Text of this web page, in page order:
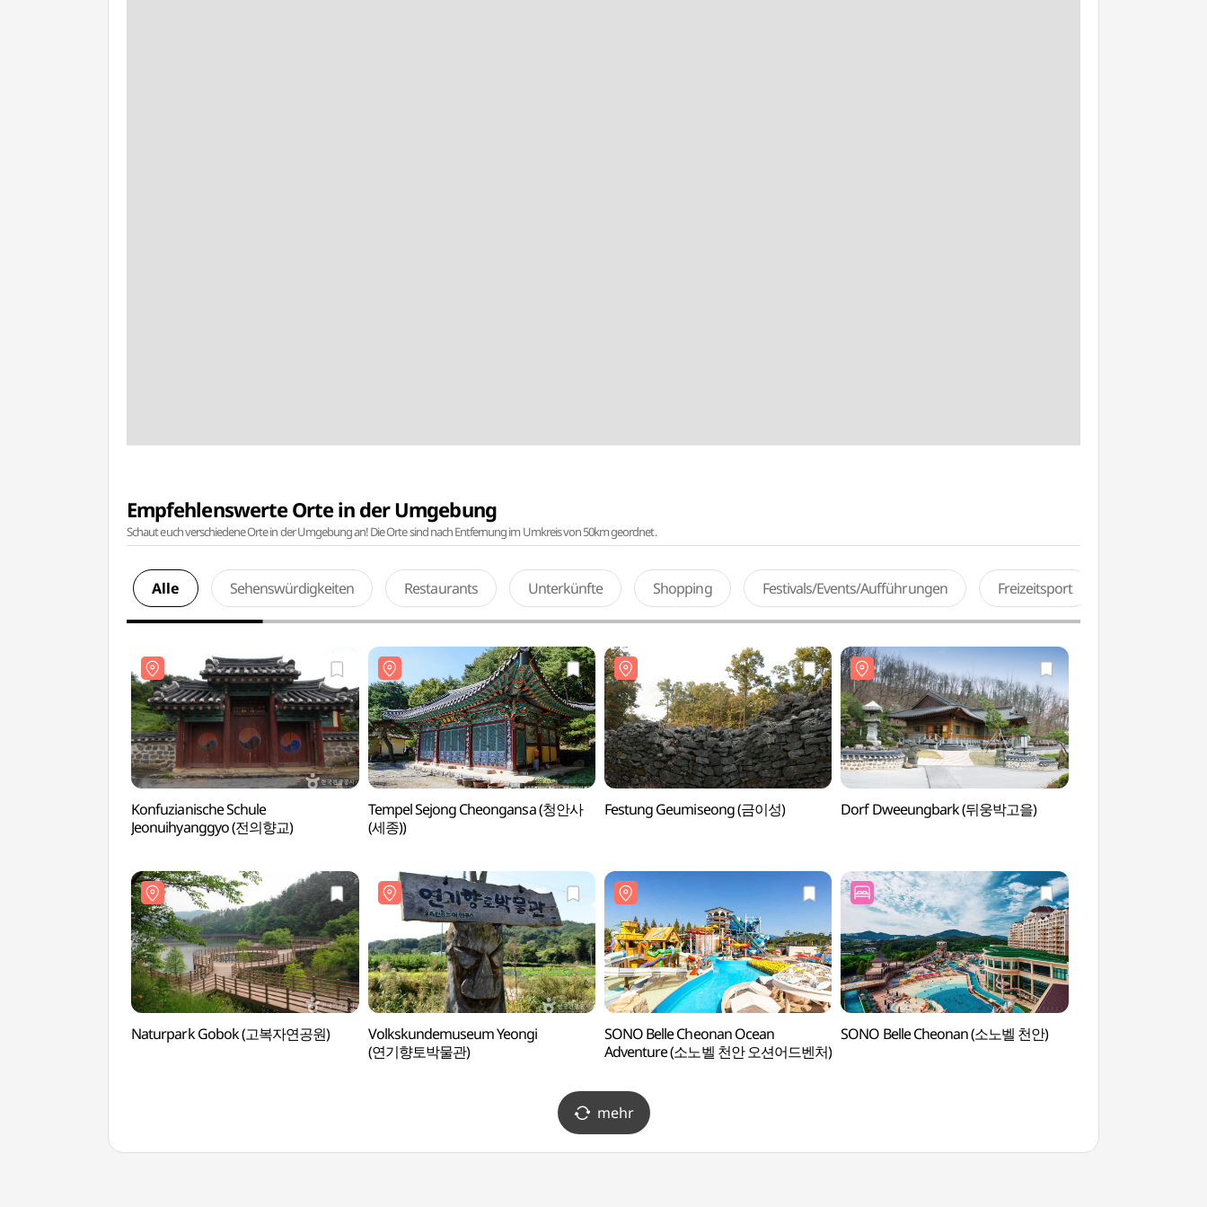
Empfehlenswerte Orte in der Umgebung
Schaut euch verschiedene Orte in der Umgebung an! Die Orte sind nach Entfernung im Umkreis von 50km geordnet.
Alle Sehenswürdigkeiten Restaurants Unterkünfte Shopping Festivals/Events/Aufführungen Freizeitsport
Konfuzianische Schule
Jeonuihyanggyo (전의향교)
Tempel Sejong Cheongansa (청안사
(세종))
Festung Geumiseong (금이성) Dorf Dweeungbark (뒤웅박고을)
Naturpark Gobok (고복자연공원)
Volkskundemuseum Yeongi
(연기향토박물관)
SONO Belle Cheonan Ocean
Adventure (소노벨 천안 오션어드벤처)
SONO Belle Cheonan (소노벨 천안)
mehr